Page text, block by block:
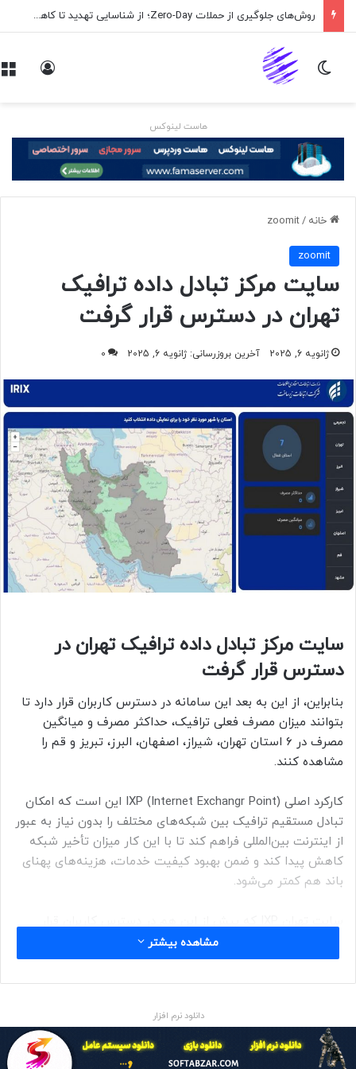
روش‌های جلوگیری از حملات Zero-Day؛ از شناسایی تهدید تا کاهش ریسک
تغییر پوسته
هاست لینوکس
خانه /
zoomit
zoomit
سایت مرکز تبادل داده ترافیک
تهران در دسترس قرار گرفت
ژانویه 6, 2025 آخرین بروزرسانی: ژانویه 6, 2025 0
سایت مرکز تبادل داده ترافیک تهران در
دسترس قرار گرفت
بنابراین، از این به بعد این سامانه در دسترس کاربران قرار دارد تا
بتوانند میزان مصرف فعلی ترافیک، حداکثر مصرف و میانگین
مصرف در ۶ استان تهران، شیراز، اصفهان، البرز، تبریز و قم را
مشاهده کنند.
کارکرد اصلی IXP (Internet Exchangr Point) این است که امکان
تبادل مستقیم ترافیک بین شبکه‌های مختلف را بدون نیاز به عبور
از اینترنت بین‌المللی فراهم کند تا با این کار میزان تأخیر شبکه
کاهش پیدا کند و ضمن بهبود کیفیت خدمات، هزینه‌های پهنای
باند هم کمتر می‌شود.
داشت و مشاهده وضعیت تبادل داده ترافیک را به‌صورت لحظه‌ای
فراهم می‌کرد، در بهمن ماه ۱۴۰۱، پس از بروز محدودیت‌های
اینترتنی از دسترس خارج شده بود.
هرچند به نظر می‌رسید این از دسترس خارج شدن به‌دلیل بروز
محدودیت‌ها و اختلالات روی شبکه اینترنت ایجاد شده باشد اما
سهراب آغ‌بیات، معاون فنی مدیرعامل زیرساخت، پیش از این
مشاهده بیشتر
دانلود نرم افزار